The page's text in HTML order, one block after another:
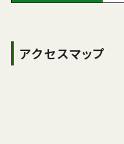
アクセスマップ